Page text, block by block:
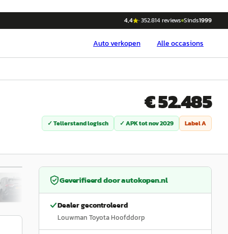
4,4 ·352.814reviews Sinds1999
Autoverkopen Alle occasions
€ 52.485
✓ Tellerstand logisch ✓ APK totnov 2029 LabelA
/54
Geverifieerd doorautokopen.nl
Dealer gecontroleerd
Louwman Toyota Hoofddorp